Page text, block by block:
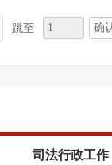
跳至 确
司法行政工作